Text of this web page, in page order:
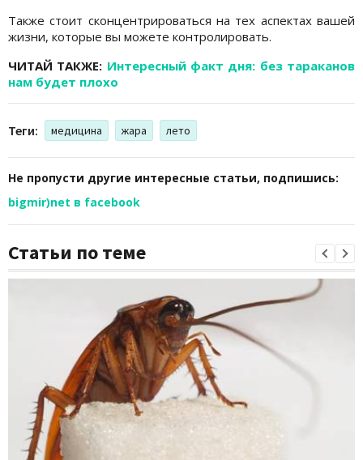
Также стоит сконцентрироваться на тех аспектах вашей
жизни, которые вы можете контролировать.
ЧИТАЙ ТАКЖЕ: Интересный факт дня: без тараканов
нам будет плохо
Теги: медицина жара лето
Не пропусти другие интересные статьи, подпишись:
bigmir)net в facebook
Статьи по теме